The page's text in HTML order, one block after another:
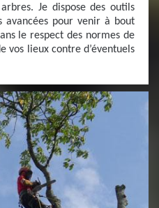
Je dispose des outils
avancées pour venir à bout
le respect des normes de
vos lieux contre d’éventuels